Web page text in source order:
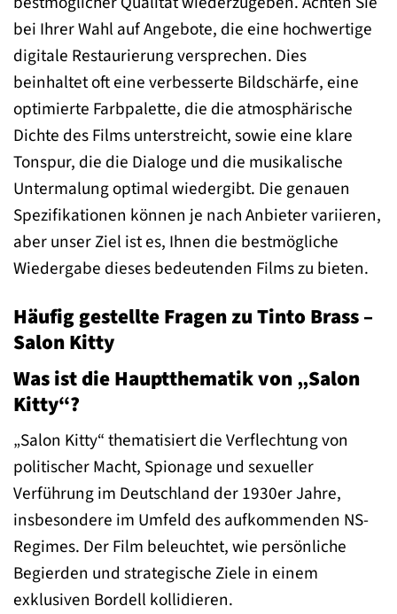
bei Ihrer Wahl auf Angebote, die eine hochwertige
digitale Restaurierung versprechen. Dies
beinhaltet oft eine verbesserte Bildschärfe, eine
optimierte Farbpalette, die die atmosphärische
Dichte des Films unterstreicht, sowie eine klare
Tonspur, die die Dialoge und die musikalische
Untermalung optimal wiedergibt. Die genauen
Spezifikationen können je nach Anbieter variieren,
aber unser Ziel ist es, Ihnen die bestmögliche
Wiedergabe dieses bedeutenden Films zu bieten.
Häufig gestellte Fragen zu Tinto Brass –
Salon Kitty
Was ist die Hauptthematik von „Salon
Kitty“?
„Salon Kitty“ thematisiert die Verflechtung von
politischer Macht, Spionage und sexueller
Verführung im Deutschland der 1930er Jahre,
insbesondere im Umfeld des aufkommenden NS-
Regimes. Der Film beleuchtet, wie persönliche
Begierden und strategische Ziele in einem
exklusiven Bordell kollidieren.